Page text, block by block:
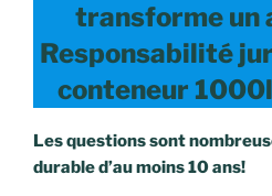
transforme un
Responsabilité
conteneur
Les questions sont
durable d’au moins 10 ans!